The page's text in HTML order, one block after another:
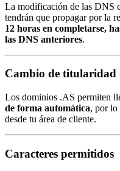
La modificación de las DNS
tendrán que propagar por la
12 horas en completarse,
las DNS anteriores.
Cambio de titularidad
Los dominios .AS permiten
de forma automática, por lo
desde tu área de cliente.
Caracteres permitidos